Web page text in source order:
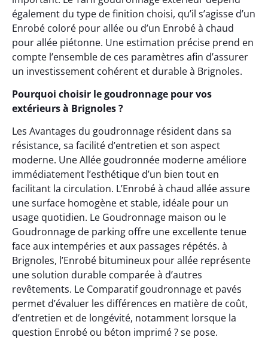
également du type de finition choisi, qu’il s’agisse d’un
Enrobé coloré pour allée ou d’un Enrobé à chaud
pour allée piétonne. Une estimation précise prend en
compte l’ensemble de ces paramètres afin d’assurer
un investissement cohérent et durable à Brignoles.
Pourquoi choisir le goudronnage pour vos
extérieurs à Brignoles ?
Les Avantages du goudronnage résident dans sa
résistance, sa facilité d’entretien et son aspect
moderne. Une Allée goudronnée moderne améliore
immédiatement l’esthétique d’un bien tout en
facilitant la circulation. L’Enrobé à chaud allée assure
une surface homogène et stable, idéale pour un
usage quotidien. Le Goudronnage maison ou le
Goudronnage de parking offre une excellente tenue
face aux intempéries et aux passages répétés. à
Brignoles, l’Enrobé bitumineux pour allée représente
une solution durable comparée à d’autres
revêtements. Le Comparatif goudronnage et pavés
permet d’évaluer les différences en matière de coût,
d’entretien et de longévité, notamment lorsque la
question Enrobé ou béton imprimé ? se pose.